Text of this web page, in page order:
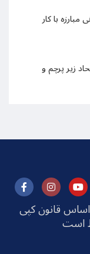
با کار
زیر پرچم و
قانون کپی
است